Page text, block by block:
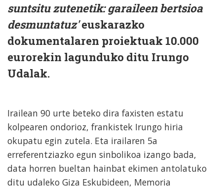
suntsitu zutenetik: garaileen bertsioa
desmuntatuz'euskarazko
dokumentalaren proiektuak 10.000
eurorekin lagunduko ditu Irungo
Udalak.
Irailean 90 urte beteko dira faxisten estatu
kolpearen ondorioz, frankistek Irungo hiria
okupatu egin zutela. Eta irailaren 5a
erreferentziazko egun sinbolikoa izango bada,
data horren bueltan hainbat ekimen antolatuko
ditu udaleko Giza Eskubideen, Memoria